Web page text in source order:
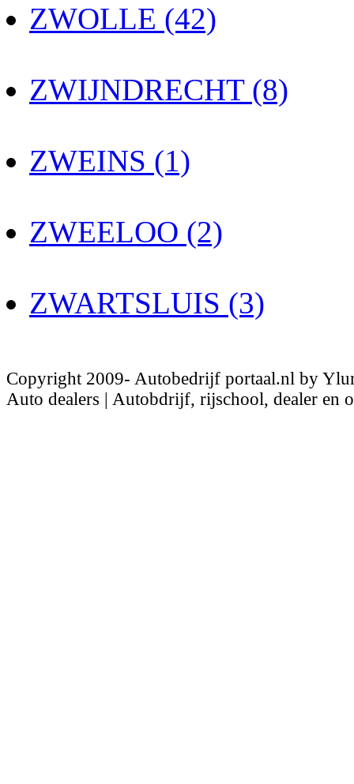
ZWOLLE (42)
ZWIJNDRECHT (8)
ZWEINS (1)
ZWEELOO (2)
ZWARTSLUIS (3)
Copyright 2009- Autobedrijf portaal.nl by
Auto dealers | Autobdrijf, rijschool, dealer en